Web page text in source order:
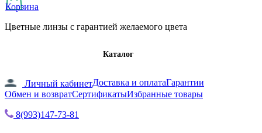
Корзина
Цветные линзы с гарантией желаемого цвета
Каталог
Личный кабинетДоставка и оплатаГарантии
Обмен и возвратСертификатыИзбранные товары
8(993)147-73-81